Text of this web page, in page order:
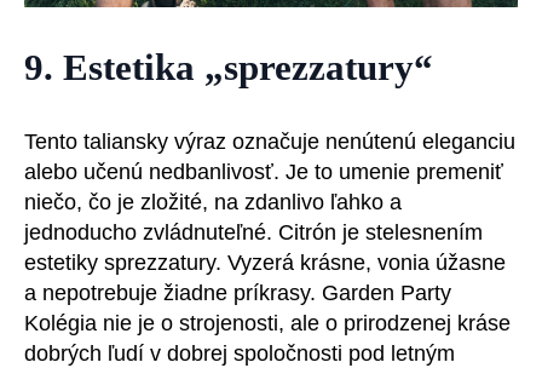
9. Estetika „sprezzatury“
Tento taliansky výraz označuje nenútenú eleganciu
alebo učenú nedbanlivosť. Je to umenie premeniť
niečo, čo je zložité, na zdanlivo ľahko a
jednoducho zvládnuteľné. Citrón je stelesnením
estetiky sprezzatury. Vyzerá krásne, vonia úžasne
a nepotrebuje žiadne príkrasy. Garden Party
Kolégia nie je o strojenosti, ale o prirodzenej kráse
dobrých ľudí v dobrej spoločnosti pod letným